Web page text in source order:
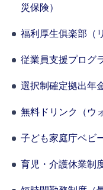
災保険）
福利厚生俱楽部（
従業員支援プログ
選択制確定拠出年
無料ドリンク（ウ
子ども家庭庁ベビ
育児・介護休業制